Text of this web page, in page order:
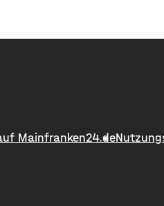
Dirk
So
Mainfranken24.de